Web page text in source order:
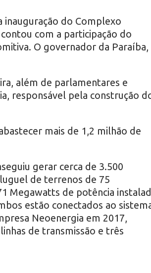
inauguração do Complexo
com a participação do
O governador da Paraíba,
além de parlamentares e
responsável pela construção
mais de 1,2 milhão de
gerar cerca de 3.500
de terrenos de 75
Megawatts de potência
estão conectados ao
Neoenergia em 2017,
de transmissão e três